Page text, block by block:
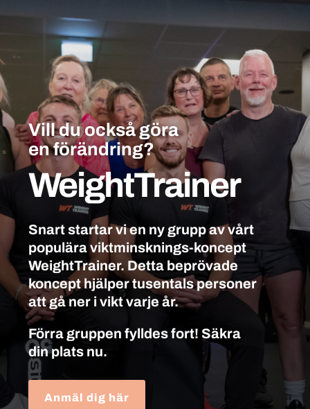
Vill du också göra
en förändring?
WeightTrainer
Snart startar vi en ny grupp av vårt
populära viktminsknings-koncept
WeightTrainer. Detta beprövade
koncept hjälper tusentals personer
att gå ner i vikt varje år.
Förra gruppen fylldes fort! Säkra
din plats nu.
Anmäl dig här